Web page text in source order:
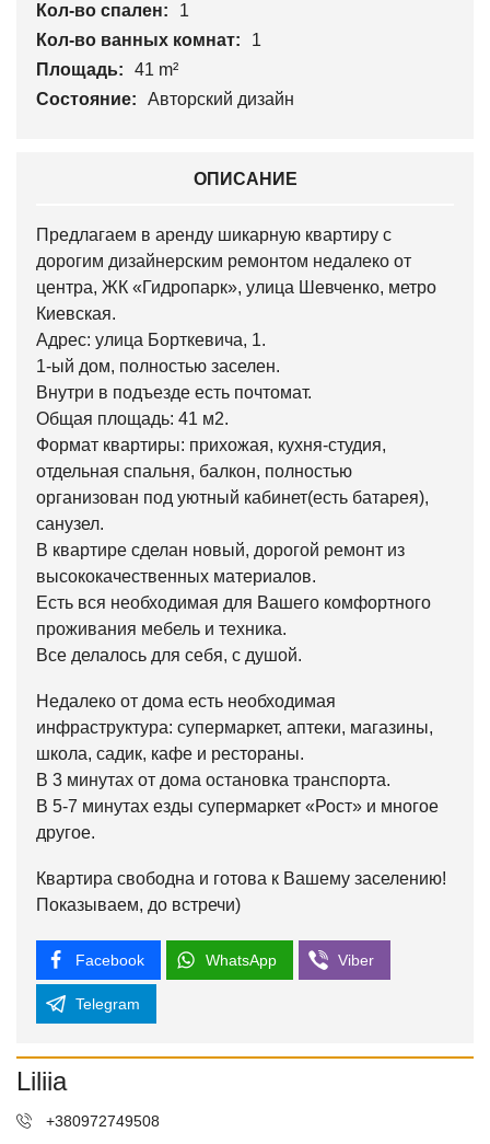
Кол-во спален:
1
Кол-во ванных комнат:
1
Площадь:
41 m²
Состояние:
Авторский дизайн
ОПИСАНИЕ
Предлагаем в аренду шикарную квартиру с
дорогим дизайнерским ремонтом недалеко от
центра, ЖК «Гидропарк», улица Шевченко, метро
Киевская.
Адрес: улица Борткевича, 1.
1-ый дом, полностью заселен.
Внутри в подъезде есть почтомат.
Общая площадь: 41 м2.
Формат квартиры: прихожая, кухня-студия,
отдельная спальня, балкон, полностью
организован под уютный кабинет(есть батарея),
санузел.
В квартире сделан новый, дорогой ремонт из
высококачественных материалов.
Есть вся необходимая для Вашего комфортного
проживания мебель и техника.
Все делалось для себя, с душой.
Недалеко от дома есть необходимая
инфраструктура: супермаркет, аптеки, магазины,
школа, садик, кафе и рестораны.
В 3 минутах от дома остановка транспорта.
В 5-7 минутах езды супермаркет «Рост» и многое
другое.
Квартира свободна и готова к Вашему заселению!
Показываем, до встречи)
Facebook WhatsApp Viber
Telegram
Liliia
+380972749508